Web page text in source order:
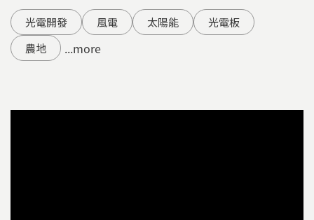
光電開發 風電 太陽能
光電板
農地
...more